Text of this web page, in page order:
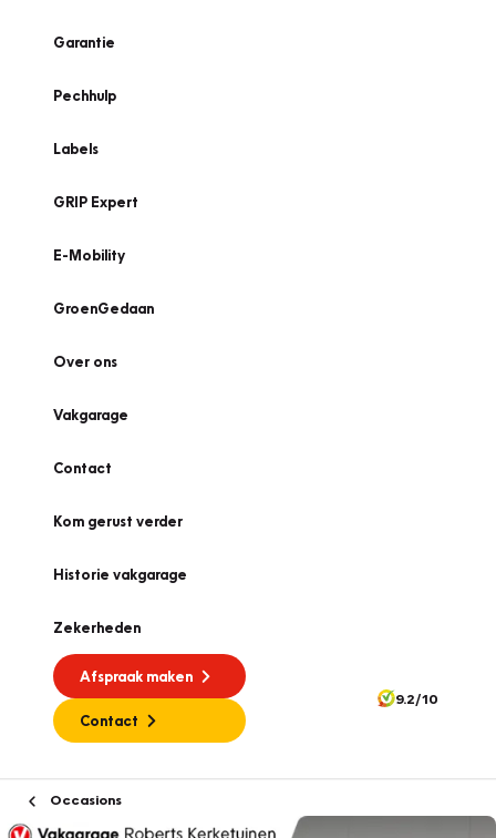
Garantie
Pechhulp
Labels
GRIP Expert
E-Mobility
GroenGedaan
Over ons
Vakgarage
Contact
Kom gerust verder
Historie vakgarage
Zekerheden
Afspraak maken
Contact
9.2/10
Occasions